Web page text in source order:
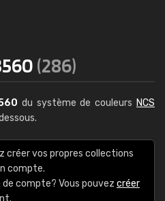
(286)
du système de couleurs NCS
créer vos propres collections
compte.
compte? Vous pouvez créer